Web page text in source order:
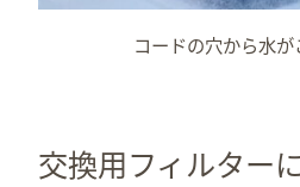
コードの穴から水
交換用フィルター